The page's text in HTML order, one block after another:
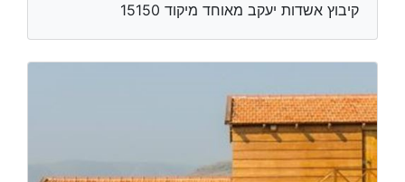
קיבוץ אשדות יעקב מאוחד​ מיקוד 15150